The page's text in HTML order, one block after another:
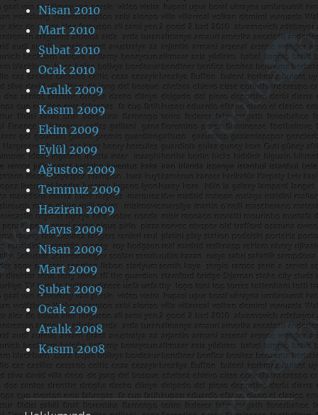
Nisan 2010
Mart 2010
Şubat 2010
Ocak 2010
Aralık 2009
Kasım 2009
Ekim 2009
Eylül 2009
Ağustos 2009
Temmuz 2009
Haziran 2009
Mayıs 2009
Nisan 2009
Mart 2009
Şubat 2009
Ocak 2009
Aralık 2008
Kasım 2008